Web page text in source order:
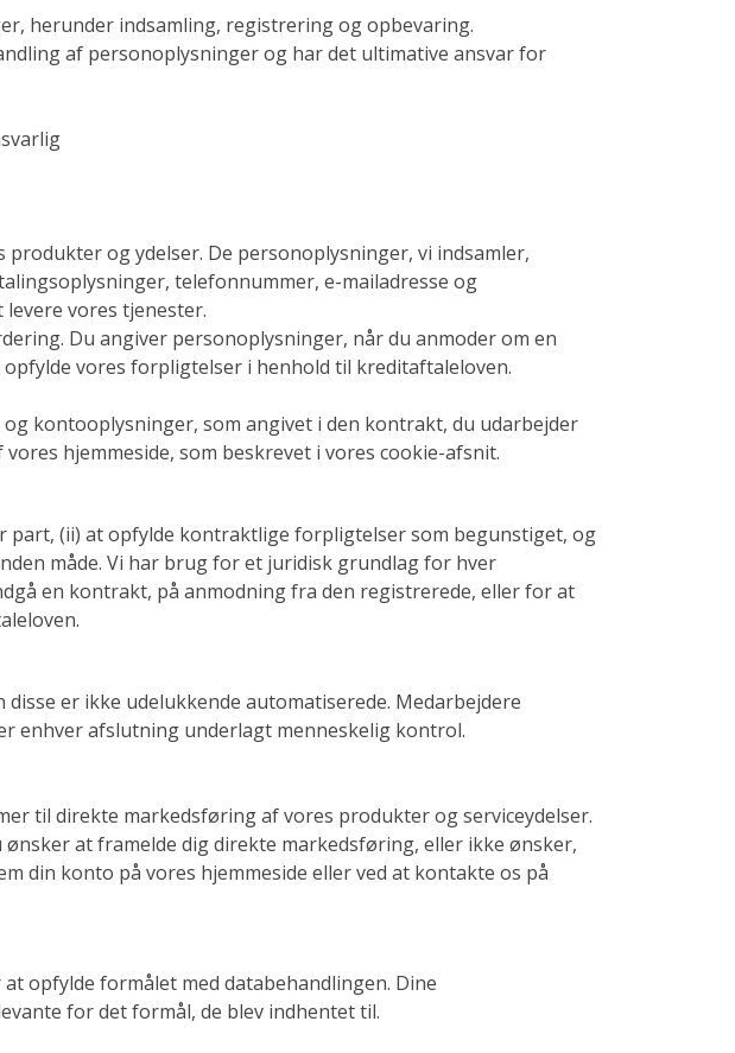
herunder indsamling, registrering og opbevaring.
af personoplysninger og har det ultimative ansvar for
og ydelser. De personoplysninger, vi indsamler,
telefonnummer, e-mailadresse og
vores tjenester.
Du angiver personoplysninger, når du anmoder om en
vores forpligtelser i henhold til kreditaftaleloven.
kontooplysninger, som angivet i den kontrakt, du udarbejder
hjemmeside, som beskrevet i vores cookie-afsnit.
(ii) at opfylde kontraktlige forpligtelser som begunstiget, og
måde. Vi har brug for et juridisk grundlag for hver
en kontrakt, på anmodning fra den registrerede, eller for at
er ikke udelukkende automatiserede. Medarbejdere
enhver afslutning underlagt menneskelig kontrol.
til direkte markedsføring af vores produkter og serviceydelser.
at framelde dig direkte markedsføring, eller ikke ønsker,
din konto på vores hjemmeside eller ved at kontakte os på
opfylde formålet med databehandlingen. Dine
for det formål, de blev indhentet til.